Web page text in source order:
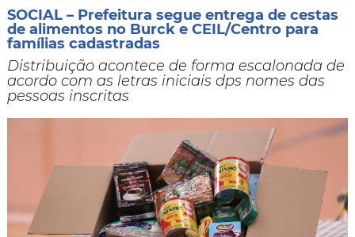
SOCIAL – Prefeitura segue entrega de cestas
de alimentos no Burck e CEIL/Centro para
famílias cadastradas
Distribuição acontece de forma escalonada de
acordo com as letras iniciais dps nomes das
pessoas inscritas